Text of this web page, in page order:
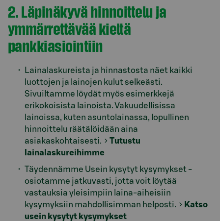
2. Läpinäkyvä hinnoittelu ja
ymmärrettävää kieltä
pankkiasiointiin
Lainalaskureista ja hinnastosta näet kaikki
luottojen ja lainojen kulut selkeästi.
Sivuiltamme löydät myös esimerkkejä
erikokoisista lainoista. Vakuudellisissa
lainoissa, kuten asuntolainassa, lopullinen
hinnoittelu räätälöidään aina
asiakaskohtaisesti.
Tutustu
lainalaskureihimme
Täydennämme Usein kysytyt kysymykset -
osiotamme jatkuvasti, jotta voit löytää
vastauksia yleisimpiin laina-aiheisiin
kysymyksiin mahdollisimman helposti.
Katso
usein kysytyt kysymykset